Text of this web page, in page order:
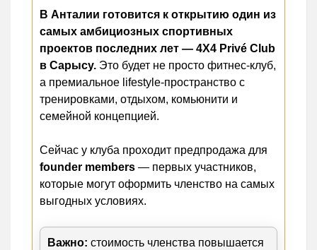
В Анталии готовится к открытию один из
самых амбициозных спортивных
проектов последних лет — 4X4 Privé Club
в Сарысу. Это будет не просто фитнес-клуб,
а премиальное lifestyle-пространство с
тренировками, отдыхом, комьюнити и
семейной концепцией.
Сейчас у клуба проходит предпродажа для
founder members — первых участников,
которые могут оформить членство на самых
выгодных условиях.
Важно: стоимость членства повышается